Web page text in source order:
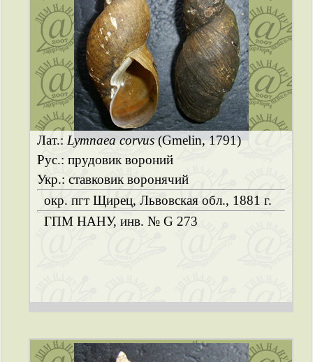
Лат.: Lymnaea corvus(Gmelin, 1791)
Рус.: прудовик вороний
Укр.: ставковик воронячий
окр. пгт Щирец, Львовская обл., 1881 г.
ГПМ НАНУ, инв. № G 273